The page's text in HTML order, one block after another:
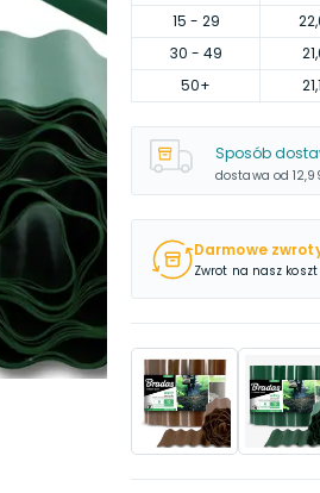
15 - 29
30 - 49
50+
Sposób
dostawa od
Darmowe
Zwrot na nasz